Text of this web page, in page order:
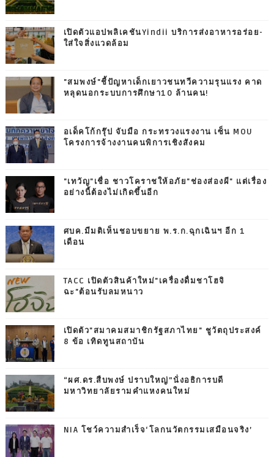
เปิดตัวแอปพลิเคชันYindii บริการส่งอาหารอร่อย-
ใส่ใจสิ่งแวดล้อม
"สมพงษ์"ชี้ปัญหาเด็กเยาวชนทวีความรุนแรง คาด
หลุดนอกระบบการศึกษา10 ล้านคน!
อเด็คโก้กรุ๊ป จับมือ กระทรวงแรงงาน เซ็น MOU
โครงการจ้างงานคนพิการเชิงสังคม
"เทวัญ"เชื่อ ชาวโคราชให้อภัย"ช่องส่องผี" แต่เรื่อง
อย่างนี้ต้องไม่เกิดขึ้นอีก
ศบค.มีมติเห็นชอบขยาย พ.ร.ก.ฉุกเฉินฯ อีก 1
เดือน
TACC เปิดตัวสินค้าใหม่"เครื่องดื่มชาโฮจิ
ฉะ"ต้อนรับลมหนาว
เปิดตัว"สมาคมสมาชิกรัฐสภาไทย" ชูวัตถุประสงค์
8 ข้อ เทิดทูนสถาบัน
“ผศ.ดร.สืบพงษ์ ปราบใหญ่”นั่งอธิการบดี
มหาวิทยาลัยรามคำแหงคนใหม่
NIA โชว์ความสำเร็จ‘โลกนวัตกรรมเสมือนจริง’